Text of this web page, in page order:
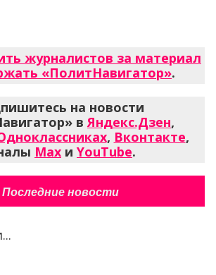
журналистов за материал
«ПолитНавигатор».
на новости
вЯндекс.Дзен,
, Вконтакте,
Max и YouTube.
Последние новости